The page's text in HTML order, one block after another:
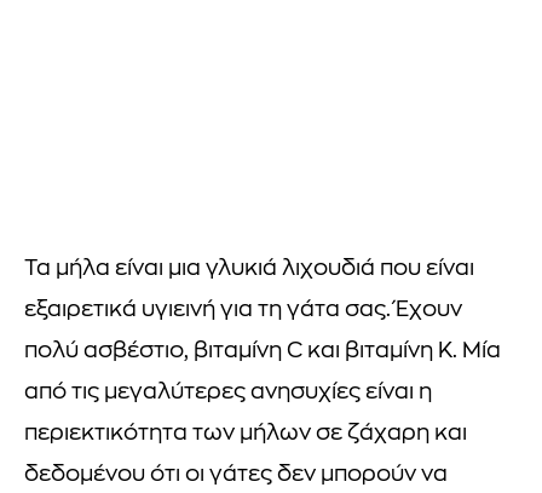
Τα μήλα είναι μια γλυκιά λιχουδιά που είναι
εξαιρετικά υγιεινή για τη γάτα σας. Έχουν
πολύ ασβέστιο, βιταμίνη C και βιταμίνη Κ. Μία
από τις μεγαλύτερες ανησυχίες είναι η
περιεκτικότητα των μήλων σε ζάχαρη και
δεδομένου ότι οι γάτες δεν μπορούν να